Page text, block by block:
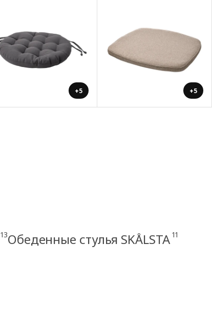
+5 +5
13Обеденные стулья SKÅLSTA 11